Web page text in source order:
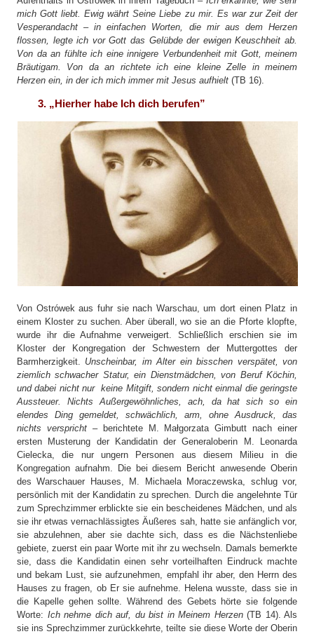
mich Gott liebt. Ewig währt Seine Liebe zu mir. Es war zur Zeit der
Vesperandacht – in einfachen Worten, die mir aus dem Herzen
flossen, legte ich vor Gott das Gelübde der ewigen Keuschheit ab.
Von da an fühlte ich eine innigere Verbundenheit mit Gott, meinem
Bräutigam. Von da an richtete ich eine kleine Zelle in meinem
Herzen ein, in der ich mich immer mit Jesus aufhielt (TB 16).
3. „Hierher habe Ich dich berufen”
Von Ostrówek aus fuhr sie nach Warschau, um dort einen Platz in
einem Kloster zu suchen. Aber überall, wo sie an die Pforte klopfte,
wurde ihr die Aufnahme verweigert. Schließlich erschien sie im
Kloster der Kongregation der Schwestern der Muttergottes der
Barmherzigkeit. Unscheinbar, im Alter ein bisschen verspätet, von
ziemlich schwacher Statur, ein Dienstmädchen, von Beruf Köchin,
und dabei nicht nur keine Mitgift, sondern nicht einmal die geringste
Aussteuer. Nichts Außergewöhnliches, ach, da hat sich so ein
elendes Ding gemeldet, schwächlich, arm, ohne Ausdruck, das
nichts verspricht– berichtete M. Małgorzata Gimbutt nach einer
ersten Musterung der Kandidatin der Generaloberin M. Leonarda
Cielecka, die nur ungern Personen aus diesem Milieu in die
Kongregation aufnahm. Die bei diesem Bericht anwesende Oberin
des Warschauer Hauses, M. Michaela Moraczewska, schlug vor,
persönlich mit der Kandidatin zu sprechen. Durch die angelehnte Tür
zum Sprechzimmer erblickte sie ein bescheidenes Mädchen, und als
sie ihr etwas vernachlässigtes Äußeres sah, hatte sie anfänglich vor,
sie abzulehnen, aber sie dachte sich, dass es die Nächstenliebe
gebiete, zuerst ein paar Worte mit ihr zu wechseln. Damals bemerkte
sie, dass die Kandidatin einen sehr vorteilhaften Eindruck machte
und bekam Lust, sie aufzunehmen, empfahl ihr aber, den Herrn des
Hauses zu fragen, ob Er sie aufnehme. Helena wusste, dass sie in
die Kapelle gehen sollte. Während des Gebets hörte sie folgende
Worte: Ich nehme dich auf, du bist in Meinem Herzen(TB 14). Als
sie ins Sprechzimmer zurückkehrte, teilte sie diese Worte der Oberin